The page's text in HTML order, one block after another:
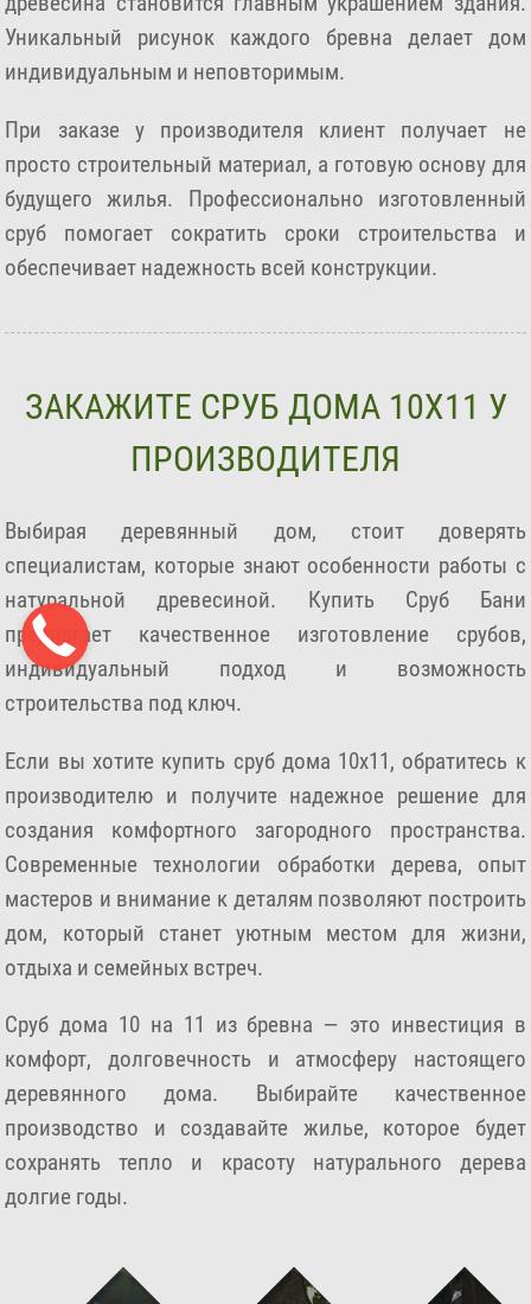
Уникальный рисунок каждого бревна делает дом
индивидуальным и неповторимым.
При заказе у производителя клиент получает не
просто строительный материал, а готовую основу для
будущего жилья. Профессионально изготовленный
сруб помогает сократить сроки строительства и
обеспечивает надежность всей конструкции.
ЗАКАЖИТЕ СРУБ ДОМА 10Х11 У
ПРОИЗВОДИТЕЛЯ
Выбирая деревянный дом, стоит доверять
специалистам, которые знают особенности работы с
натуральной древесиной. Купить Сруб Бани
предлагает качественное изготовление срубов,
индивидуальный подход и возможность
строительства под ключ.
Если вы хотите купить сруб дома 10х11, обратитесь к
производителю и получите надежное решение для
создания комфортного загородного пространства.
Современные технологии обработки дерева, опыт
мастеров и внимание к деталям позволяют построить
дом, который станет уютным местом для жизни,
отдыха и семейных встреч.
Сруб дома 10 на 11 из бревна — это инвестиция в
комфорт, долговечность и атмосферу настоящего
деревянного дома. Выбирайте качественное
производство и создавайте жилье, которое будет
сохранять тепло и красоту натурального дерева
долгие годы.